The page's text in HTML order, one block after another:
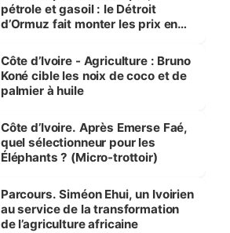
pétrole et gasoil : le Détroit
d’Ormuz fait monter les prix en
Côte d’Ivoire - Agriculture : Bruno
Koné cible les noix de coco et de
palmier à huile
Côte d’Ivoire. Après Emerse Faé,
quel sélectionneur pour les
Éléphants ? (Micro-trottoir)
Parcours. Siméon Ehui, un Ivoirien
au service de la transformation
de l’agriculture africaine